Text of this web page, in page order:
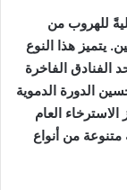
للهروب من
يتميز هذا النوع
الفنادق الفاخرة
الدورة الدموية
العام
متنوعة من أنواع